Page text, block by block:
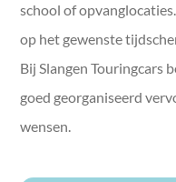
school of
op het gewenste
Bij Slangen Touringcars
goed georganiseerd
wensen.